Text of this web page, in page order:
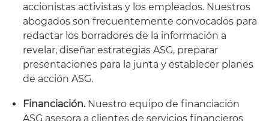
accionistas activistas y los empleados. Nuestros
abogados son frecuentemente convocados para
redactar los borradores de la información a
revelar, diseñar estrategias ASG, preparar
presentaciones para la junta y establecer planes
de acción ASG.
Financiación.Nuestro equipo de financiación
ASG asesora a clientes de servicios financieros